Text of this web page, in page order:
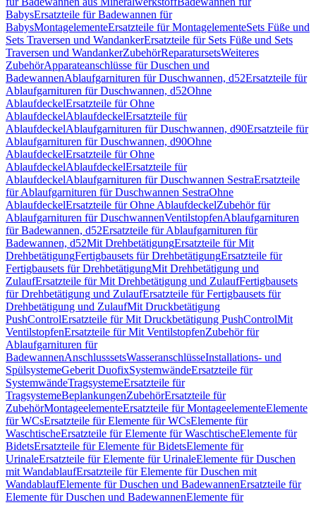
BabysErsatzteile für Badewannen für
BabysMontagelementeErsatzteile für MontagelementeSets Füße und
Sets Traversen und WandankerErsatzteile für Sets Füße und Sets
Traversen und WandankerZubehörReparatursetsWeiteres
ZubehörApparateanschlüsse für Duschen und
BadewannenAblaufgarnituren für Duschwannen, d52Ersatzteile für
Ablaufgarnituren für Duschwannen, d52Ohne
AblaufdeckelErsatzteile für Ohne
AblaufdeckelAblaufdeckelErsatzteile für
AblaufdeckelAblaufgarnituren für Duschwannen, d90Ersatzteile für
Ablaufgarnituren für Duschwannen, d90Ohne
AblaufdeckelErsatzteile für Ohne
AblaufdeckelAblaufdeckelErsatzteile für
AblaufdeckelAblaufgarnituren für Duschwannen SestraErsatzteile
für Ablaufgarnituren für Duschwannen SestraOhne
AblaufdeckelErsatzteile für Ohne AblaufdeckelZubehör für
Ablaufgarnituren für DuschwannenVentilstopfenAblaufgarnituren
für Badewannen, d52Ersatzteile für Ablaufgarnituren für
Badewannen, d52Mit DrehbetätigungErsatzteile für Mit
DrehbetätigungFertigbausets für DrehbetätigungErsatzteile für
Fertigbausets für DrehbetätigungMit Drehbetätigung und
ZulaufErsatzteile für Mit Drehbetätigung und ZulaufFertigbausets
für Drehbetätigung und ZulaufErsatzteile für Fertigbausets für
Drehbetätigung und ZulaufMit Druckbetätigung
PushControlErsatzteile für Mit Druckbetätigung PushControlMit
VentilstopfenErsatzteile für Mit VentilstopfenZubehör für
Ablaufgarnituren für
BadewannenAnschlusssetsWasseranschlüsseInstallations- und
SpülsystemeGeberit DuofixSystemwändeErsatzteile für
SystemwändeTragsystemeErsatzteile für
TragsystemeBeplankungenZubehörErsatzteile für
ZubehörMontageelementeErsatzteile für MontageelementeElemente
für WCsErsatzteile für Elemente für WCsElemente für
WaschtischeErsatzteile für Elemente für WaschtischeElemente für
BidetsErsatzteile für Elemente für BidetsElemente für
UrinaleErsatzteile für Elemente für UrinaleElemente für Duschen
mit WandablaufErsatzteile für Elemente für Duschen mit
WandablaufElemente für Duschen und BadewannenErsatzteile für
Elemente für Duschen und BadewannenElemente für